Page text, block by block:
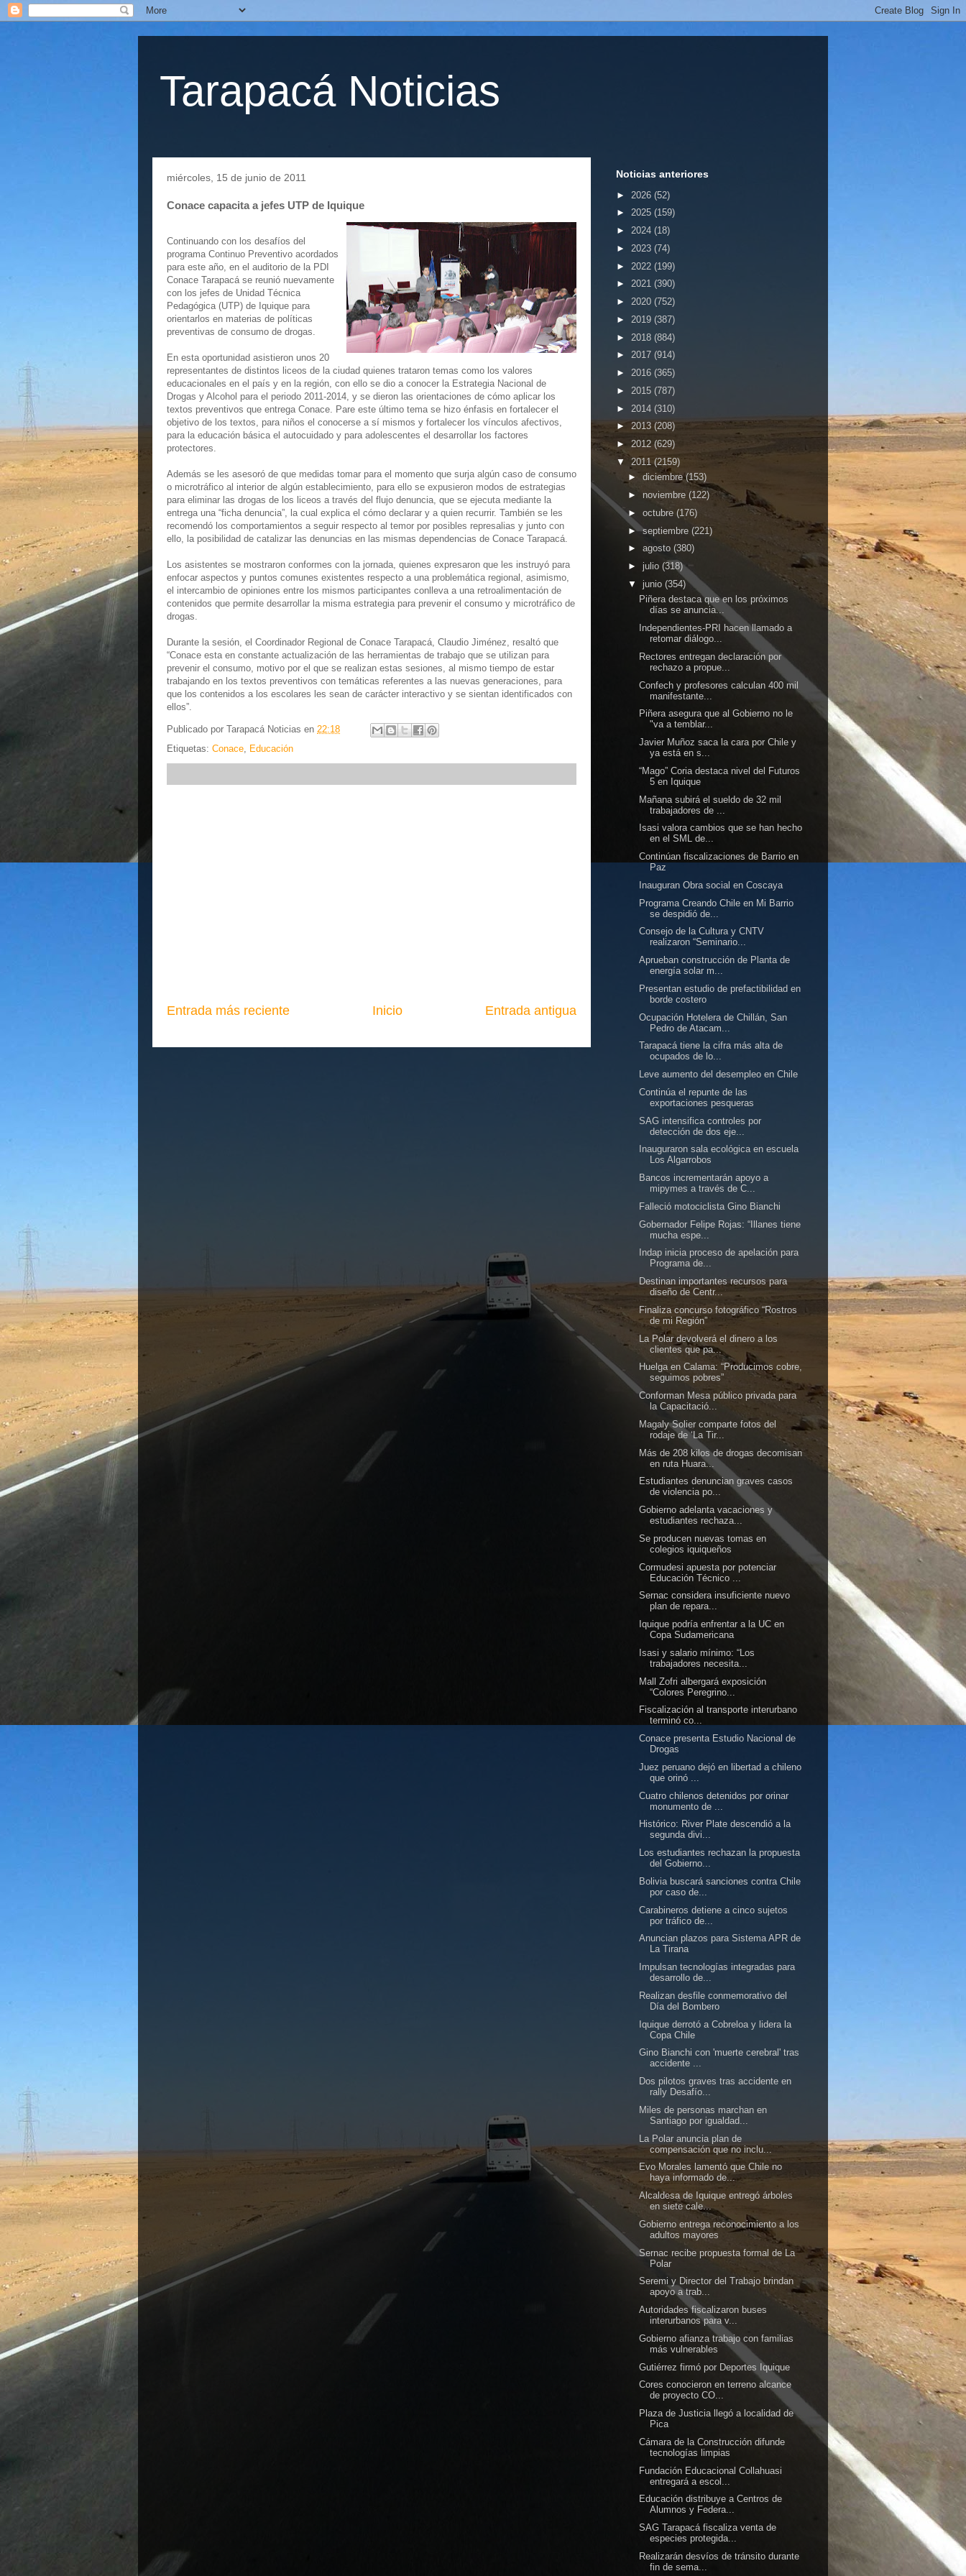
Tarapacá Noticias
miércoles, 15 de junio de 2011
Conace capacita a jefes UTP de Iquique
Continuando con los desafíos del
programa Continuo Preventivo acordados
para este año, en el auditorio de la PDI
Conace Tarapacá se reunió nuevamente
con los jefes de Unidad Técnica
Pedagógica (UTP) de Iquique para
orientarlos en materias de políticas
preventivas de consumo de drogas.
En esta oportunidad asistieron unos 20
representantes de distintos liceos de la ciudad quienes trataron temas como los valores
educacionales en el país y en la región, con ello se dio a conocer la Estrategia Nacional de
Drogas y Alcohol para el periodo 2011-2014, y se dieron las orientaciones de cómo aplicar los
textos preventivos que entrega Conace. Pare este último tema se hizo énfasis en fortalecer el
objetivo de los textos, para niños el conocerse a sí mismos y fortalecer los vínculos afectivos,
para la educación básica el autocuidado y para adolescentes el desarrollar los factores
protectores.
Además se les asesoró de que medidas tomar para el momento que surja algún caso de consumo
o microtráfico al interior de algún establecimiento, para ello se expusieron modos de estrategias
para eliminar las drogas de los liceos a través del flujo denuncia, que se ejecuta mediante la
entrega una “ficha denuncia”, la cual explica el cómo declarar y a quien recurrir. También se les
recomendó los comportamientos a seguir respecto al temor por posibles represalias y junto con
ello, la posibilidad de catalizar las denuncias en las mismas dependencias de Conace Tarapacá.
Los asistentes se mostraron conformes con la jornada, quienes expresaron que les instruyó para
enfocar aspectos y puntos comunes existentes respecto a una problemática regional, asimismo,
el intercambio de opiniones entre los mismos participantes conlleva a una retroalimentación de
contenidos que permite desarrollar la misma estrategia para prevenir el consumo y microtráfico de
drogas.
Durante la sesión, el Coordinador Regional de Conace Tarapacá, Claudio Jiménez, resaltó que
“Conace esta en constante actualización de las herramientas de trabajo que se utilizan para
prevenir el consumo, motivo por el que se realizan estas sesiones, al mismo tiempo de estar
trabajando en los textos preventivos con temáticas referentes a las nuevas generaciones, para
que los contenidos a los escolares les sean de carácter interactivo y se sientan identificados con
ellos”.
Publicado por Tarapacá Noticias en 22:18
Etiquetas: Conace, Educación
Entrada más reciente Entrada antigua
Inicio
Noticias anteriores
► 2026 (52)
► 2025 (159)
► 2024 (18)
► 2023 (74)
► 2022 (199)
► 2021 (390)
► 2020 (752)
► 2019 (387)
► 2018 (884)
► 2017 (914)
► 2016 (365)
► 2015 (787)
► 2014 (310)
► 2013 (208)
► 2012 (629)
▼ 2011 (2159)
► diciembre(153)
► noviembre (122)
► octubre (176)
►septiembre (221)
► agosto (380)
► julio (318)
▼ junio (354)
Piñera destaca que en los próximos
días se anuncia...
Independientes-PRI hacen llamado a
retomar diálogo...
Rectores entregan declaración por
rechazo a propue...
Confech y profesores calculan 400 mil
manifestante...
Piñera asegura que al Gobierno no le
"va a temblar...
Javier Muñoz saca la cara por Chile y
ya está en s...
“Mago” Coria destaca nivel del Futuros
5 en Iquique
Mañana subirá el sueldo de 32 mil
trabajadores de ...
Isasi valora cambios que se han hecho
en el SML de...
Continúan fiscalizaciones de Barrio en
Paz
Inauguran Obra social en Coscaya
Programa Creando Chile en Mi Barrio
se despidió de...
Consejo de la Cultura y CNTV
realizaron “Seminario...
Aprueban construcción de Planta de
energía solar m...
Presentan estudio de prefactibilidad en
borde costero
Ocupación Hotelera de Chillán, San
Pedro de Atacam...
Tarapacá tiene la cifra más alta de
ocupados de lo...
Leve aumento del desempleo en Chile
Continúa el repunte de las
exportaciones pesqueras
SAG intensifica controles por
detección de dos eje...
Inauguraron sala ecológica en escuela
Los Algarrobos
Bancos incrementarán apoyo a
mipymes a través de C...
Falleció motociclista Gino Bianchi
Gobernador Felipe Rojas: “Illanes tiene
mucha espe...
Indap inicia proceso de apelación para
Programa de...
Destinan importantes recursos para
diseño de Centr...
Finaliza concurso fotográfico “Rostros
de mi Región”
La Polar devolverá el dinero a los
clientes que pa...
Huelga en Calama: “Producimos cobre,
seguimos pobres”
Conforman Mesa público privada para
la Capacitació...
Magaly Solier comparte fotos del
rodaje de ‘La Tir...
Más de 208 kilos de drogas decomisan
en ruta Huara...
Estudiantes denuncian graves casos
de violencia po...
Gobierno adelanta vacaciones y
estudiantes rechaza...
Se producen nuevas tomas en
colegios iquiqueños
Cormudesi apuesta por potenciar
Educación Técnico ...
Sernac considera insuficiente nuevo
plan de repara...
Iquique podría enfrentar a la UC en
Copa Sudamericana
Isasi y salario mínimo: “Los
trabajadores necesita...
Mall Zofri albergará exposición
“Colores Peregrino...
Fiscalización al transporte interurbano
terminó co...
Conace presenta Estudio Nacional de
Drogas
Juez peruano dejó en libertad a chileno
que orinó ...
Cuatro chilenos detenidos por orinar
monumento de ...
Histórico: River Plate descendió a la
segunda divi...
Los estudiantes rechazan la propuesta
del Gobierno...
Bolivia buscará sanciones contra Chile
por caso de...
Carabineros detiene a cinco sujetos
por tráfico de...
Anuncian plazos para Sistema APR de
La Tirana
Impulsan tecnologías integradas para
desarrollo de...
Realizan desfile conmemorativo del
Día del Bombero
Iquique derrotó a Cobreloa y lidera la
Copa Chile
Gino Bianchi con 'muerte cerebral' tras
accidente ...
Dos pilotos graves tras accidente en
rally Desafío...
Miles de personas marchan en
Santiago por igualdad...
La Polar anuncia plan de
compensación que no inclu...
Evo Morales lamentó que Chile no
haya informado de...
Alcaldesa de Iquique entregó árboles
en siete cale...
Gobierno entrega reconocimiento a los
adultos mayores
Sernac recibe propuesta formal de La
Polar
Seremi y Director del Trabajo brindan
apoyo a trab...
Autoridades fiscalizaron buses
interurbanos para v...
Gobierno afianza trabajo con familias
más vulnerables
Gutiérrez firmó por Deportes Iquique
Cores conocieron en terreno alcance
de proyecto CO...
Plaza de Justicia llegó a localidad de
Pica
Cámara de la Construcción difunde
tecnologías limpias
Fundación Educacional Collahuasi
entregará a escol...
Educación distribuye a Centros de
Alumnos y Federa...
SAG Tarapacá fiscaliza venta de
especies protegida...
Realizarán desvíos de tránsito durante
fin de sema...